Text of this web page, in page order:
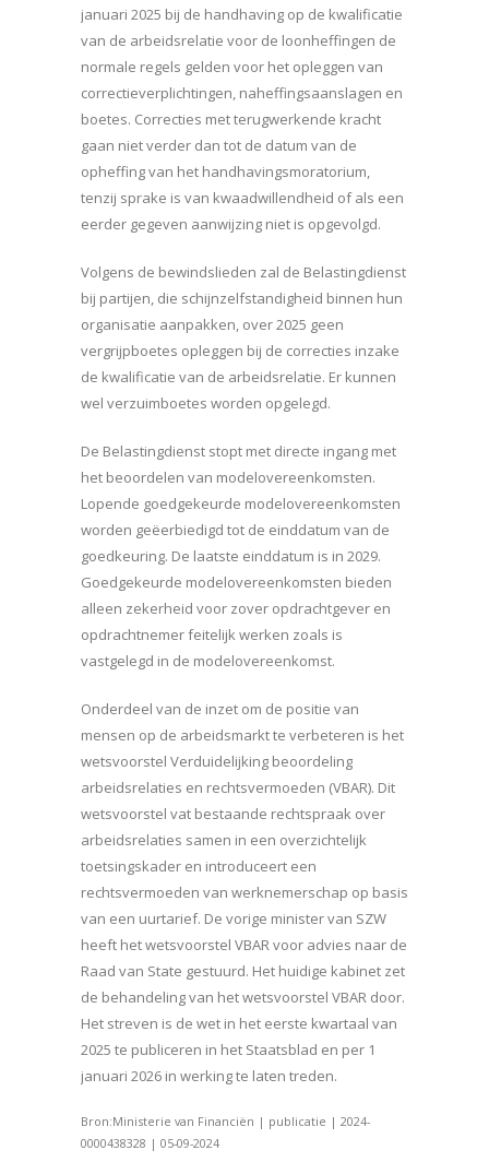
januari 2025 bij de handhaving op de kwalificatie
van de arbeidsrelatie voor de loonheffingen de
normale regels gelden voor het opleggen van
correctieverplichtingen, naheffingsaanslagen en
boetes. Correcties met terugwerkende kracht
gaan niet verder dan tot de datum van de
opheffing van het handhavingsmoratorium,
tenzij sprake is van kwaadwillendheid of als een
eerder gegeven aanwijzing niet is opgevolgd.
Volgens de bewindslieden zal de Belastingdienst
bij partijen, die schijnzelfstandigheid binnen hun
organisatie aanpakken, over 2025 geen
vergrijpboetes opleggen bij de correcties inzake
de kwalificatie van de arbeidsrelatie. Er kunnen
wel verzuimboetes worden opgelegd.
De Belastingdienst stopt met directe ingang met
het beoordelen van modelovereenkomsten.
Lopende goedgekeurde modelovereenkomsten
worden geëerbiedigd tot de einddatum van de
goedkeuring. De laatste einddatum is in 2029.
Goedgekeurde modelovereenkomsten bieden
alleen zekerheid voor zover opdrachtgever en
opdrachtnemer feitelijk werken zoals is
vastgelegd in de modelovereenkomst.
Onderdeel van de inzet om de positie van
mensen op de arbeidsmarkt te verbeteren is het
wetsvoorstel Verduidelijking beoordeling
arbeidsrelaties en rechtsvermoeden (VBAR). Dit
wetsvoorstel vat bestaande rechtspraak over
arbeidsrelaties samen in een overzichtelijk
toetsingskader en introduceert een
rechtsvermoeden van werknemerschap op basis
van een uurtarief. De vorige minister van SZW
heeft het wetsvoorstel VBAR voor advies naar de
Raad van State gestuurd. Het huidige kabinet zet
de behandeling van het wetsvoorstel VBAR door.
Het streven is de wet in het eerste kwartaal van
2025 te publiceren in het Staatsblad en per 1
januari 2026 in werking te laten treden.
Bron:Ministerie van Financiën | publicatie | 2024-
0000438328 | 05-09-2024